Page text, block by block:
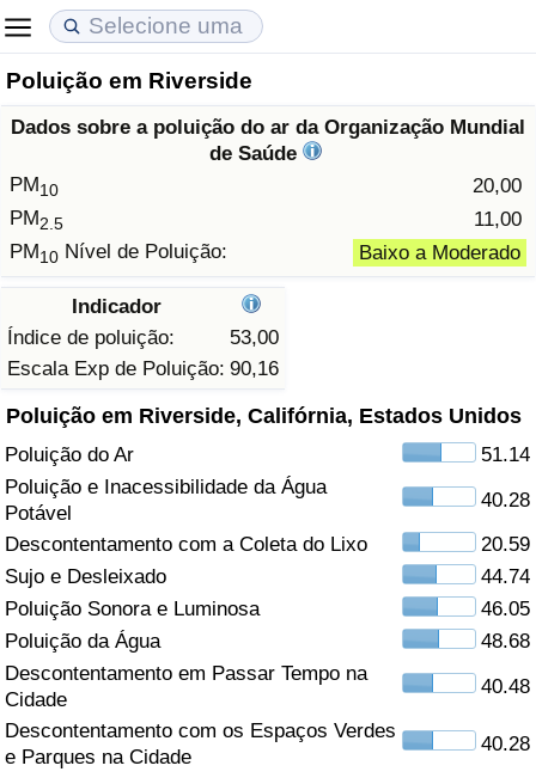
Poluição em Riverside
Dados sobre a poluição do ar da Organização Mundial
de Saúde
PM10
20,00
PM2.5
11,00
PM10 Nível de Poluição: Baixo a Moderado
Indicador
Índice de poluição:
53,00
Escala Exp de Poluição: 90,16
Poluição em Riverside, Califórnia, Estados Unidos
Poluição do Ar
51.14
Poluição e Inacessibilidade da Água
Potável
40.28
Descontentamento com a Coleta do Lixo
20.59
Sujo e Desleixado
44.74
Poluição Sonora e Luminosa
46.05
Poluição da Água
48.68
Descontentamento em Passar Tempo na
Cidade
40.48
Descontentamento com os Espaços Verdes
e Parques na Cidade
40.28
Custo de Vida
Indicador de Custo de Vida (Atual)
Indicador de Custo de Vida
em Aqaba
Preços de Imóveis
Indicador de Preços de Imóveis (Atual)
Indicador de Preços de Imóveis
Indicador de Preços de Imóveis por País
Qualidade de Vida
Indicador de Qualidade de Vida
Indicador de Qualidade de Vida (Atual)
Crime
Taxa do Indicador de Crime (Atual)
Indicador de Crime
Índice de criminalidade por país
Saúde
Indicador de Saúde (Atual)
Indicador de Saúde
Indicador de Saúde por País